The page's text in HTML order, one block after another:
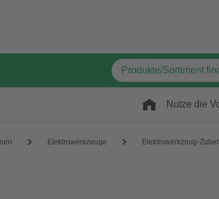
Nutze die
Elektrowerkzeuge Elektrowerkzeug-